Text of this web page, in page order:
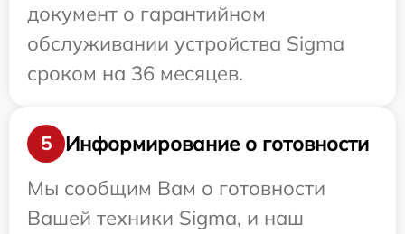
документ о гарантийном
обслуживании устройства Sigma
сроком на 36 месяцев.
5
Информирование о готовности
Мы сообщим Вам о готовности
Вашей техники Sigma, и наш